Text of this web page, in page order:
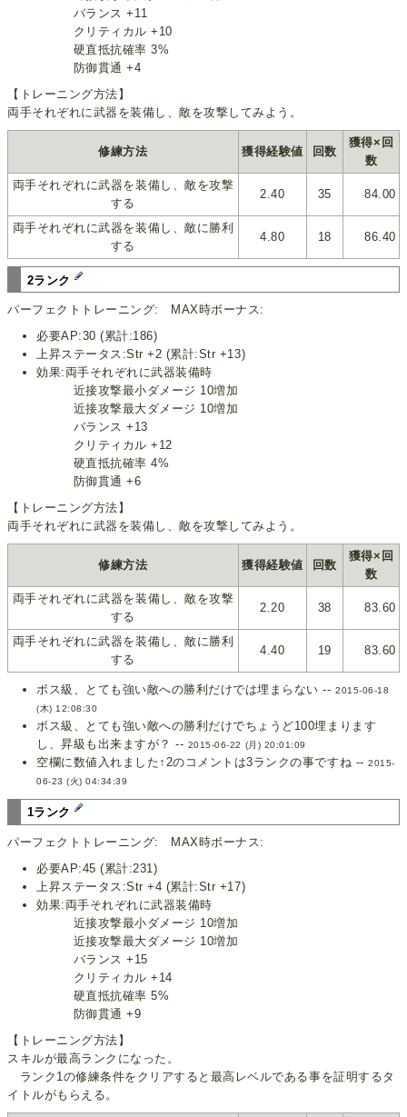
バランス +11
クリティカル +10
硬直抵抗確率 3%
防御貫通 +4
【トレーニング方法】
両手それぞれに武器を装備し、敵を攻撃してみよう。
修練方法 獲得経験値 回数
獲得×回
数
両手それぞれに武器を装備し、敵を攻撃
する
2.40 35 84.00
両手それぞれに武器を装備し、敵に勝利
する
4.80 18 86.40
2ランク
パーフェクトトレーニング: MAX時ボーナス:
必要AP:30 (累計:186)
上昇ステータス:Str +2 (累計:Str +13)
効果:両手それぞれに武器装備時
近接攻撃最小ダメージ 10増加
近接攻撃最大ダメージ 10増加
バランス +13
クリティカル +12
硬直抵抗確率 4%
防御貫通 +6
【トレーニング方法】
両手それぞれに武器を装備し、敵を攻撃してみよう。
修練方法 獲得経験値 回数
獲得×回
数
両手それぞれに武器を装備し、敵を攻撃
する
2.20 38 83.60
両手それぞれに武器を装備し、敵に勝利
する
4.40 19 83.60
ボス級、とても強い敵への勝利だけでは埋まらない --2015-06-18
(木) 12:08:30
ボス級、とても強い敵への勝利だけでちょうど100埋まります
し、昇級も出来ますが？ -- 2015-06-22 (月) 20:01:09
空欄に数値入れました↑2のコメントは3ランクの事ですね --2015-
06-23 (火) 04:34:39
1ランク
パーフェクトトレーニング: MAX時ボーナス:
必要AP:45 (累計:231)
上昇ステータス:Str +4 (累計:Str +17)
効果:両手それぞれに武器装備時
近接攻撃最小ダメージ 10増加
近接攻撃最大ダメージ 10増加
バランス +15
クリティカル +14
硬直抵抗確率 5%
防御貫通 +9
【トレーニング方法】
スキルが最高ランクになった。
ランク1の修練条件をクリアすると最高レベルである事を証明するタ
イトルがもらえる。